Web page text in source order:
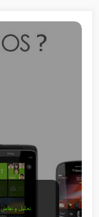
تحليل و نقاش